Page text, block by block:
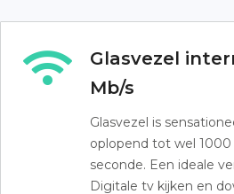
Glasvezel
Mb/s
Glasvezel is
oplopend tot wel
seconde. Een ideale
Digitale tv kijken en